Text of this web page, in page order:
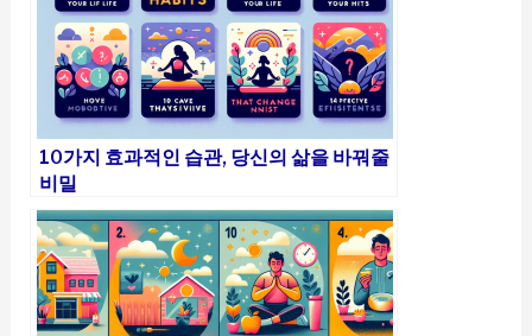
10가지 효과적인 습관, 당신의 삶을 바꿔줄
비밀